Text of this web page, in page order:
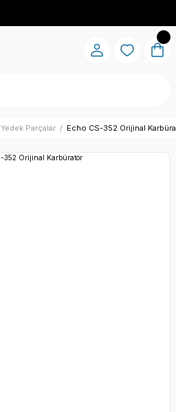
Yedek Parçalar Echo CS-352 Orijinal